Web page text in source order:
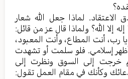
لماذا جعل الله شعار
إلا الله؟ ولماذا قال عز من قائل:
رب، أنت المطاع، وأنت المعبود،
إسلامي. فلو سلمت أو تشهدت
خرجت إلى السوق ونظرت إلى
وكأنك في مقام العمل تقول: